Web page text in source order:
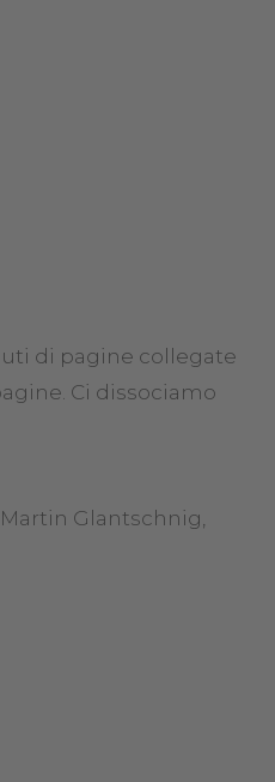
di pagine collegate
Ci dissociamo
Glantschnig,